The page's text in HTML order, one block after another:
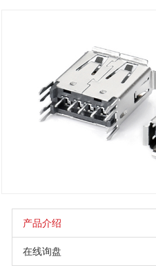
产品介绍
在线询盘